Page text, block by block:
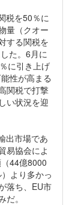
税を50％に
量（クオー
する関税を
た。6月に
に引き上げ
性が高まる
関税で打撃
い状況を迎
出市場であ
易協会によ
44億8000
より多かっ
落ち、EU市
。